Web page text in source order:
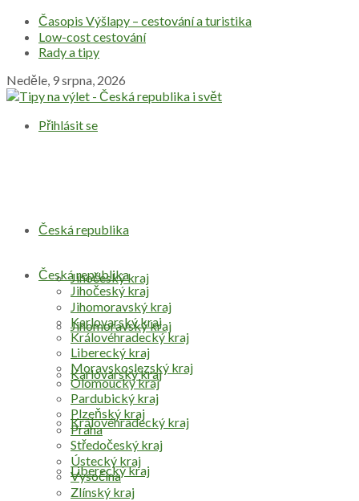
Časopis Výšlapy – cestování a turistika
Low-cost cestování
Rady a tipy
Neděle, 9 srpna, 2026
Přihlásit se
Česká republika
Jihočeský kraj
Jihomoravský kraj
Karlovarský kraj
Královéhradecký kraj
Liberecký kraj
Česká republika
Jihočeský kraj
Jihomoravský kraj
Karlovarský kraj
Královéhradecký kraj
Liberecký kraj
Moravskoslezský kraj
Olomoucký kraj
Pardubický kraj
Plzeňský kraj
Praha
Středočeský kraj
Ústecký kraj
Vysočina
Zlínský kraj